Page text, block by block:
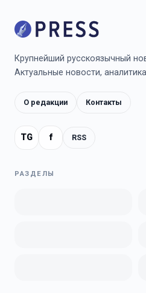
Крупнейший русскоязычный
Актуальные новости,
О редакции Контакты
TG f RSS
РАЗДЕЛЫ